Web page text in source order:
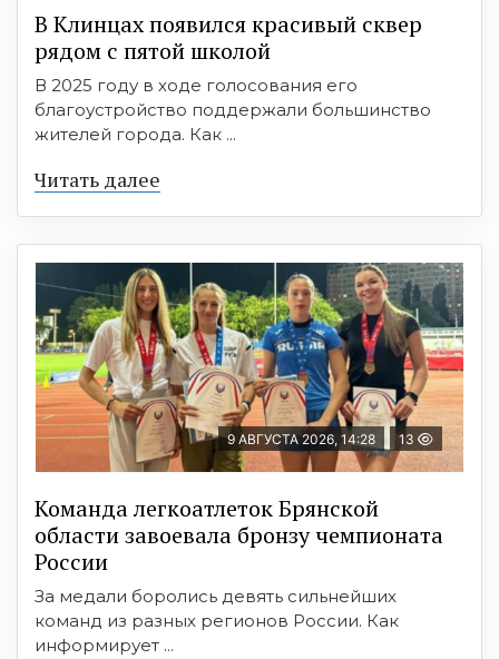
В Клинцах появился красивый сквер
рядом с пятой школой
В 2025 году в ходе голосования его
благоустройство поддержали большинство
жителей города. Как ...
Читать далее
9 АВГУСТА 2026, 14:28 13
Команда легкоатлеток Брянской
области завоевала бронзу чемпионата
России
За медали боролись девять сильнейших
команд из разных регионов России. Как
информирует ...